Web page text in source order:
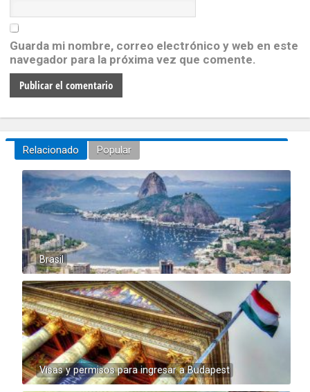
Guarda mi nombre, correo electrónico y web en este
navegador para la próxima vez que comente.
Relacionado Popular
Brasil
Visas y permisos para ingresar a Budapest